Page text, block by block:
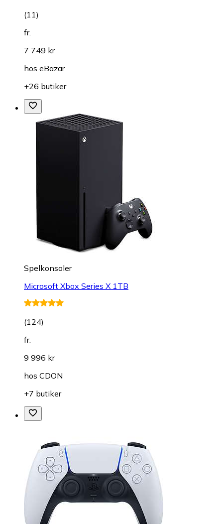
(11)
fr.
7 749 kr
hos eBazar
+26 butiker
Spelkonsoler
Microsoft Xbox Series X 1TB
(124)
fr.
9 996 kr
hos CDON
+7 butiker